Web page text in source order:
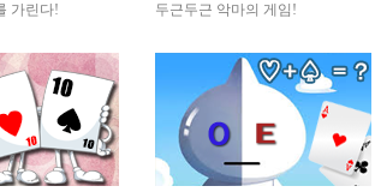
가린다! 두근두근 악마의 게임!